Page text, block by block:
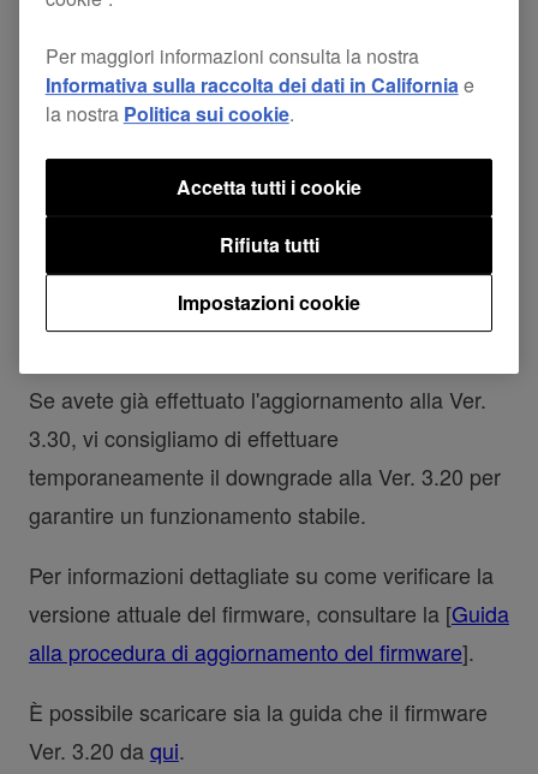
l'aggiornamento all'ultimo firmware del CDJ-3000
(Ver. 3.30), rilasciato il 21 ottobre 2025. Ci
scusiamo sinceramente per qualsiasi
inconveniente causato.
I nostri team stanno indagando attivamente sulla
situazione per identificare e risolvere la causa.
Per precauzione, la distribuzione del firmware Ver.
3.30 è stata temporaneamente sospesa fino al
completamento delle indagini.
Se avete già effettuato l'aggiornamento alla Ver.
3.30, vi consigliamo di effettuare
temporaneamente il downgrade alla Ver. 3.20 per
garantire un funzionamento stabile.
Per informazioni dettagliate su come verificare la
versione attuale del firmware, consultare la [Guida
alla procedura di aggiornamento del firmware].
È possibile scaricare sia la guida che il firmware
Ver. 3.20 daqui.
Per maggiori informazioni consulta la nostra
Informativa sulla raccolta dei dati in Californiae
la nostra Politica sui cookie.
Impostazioni cookie
Rifiuta tutti
Accetta tutti i cookie